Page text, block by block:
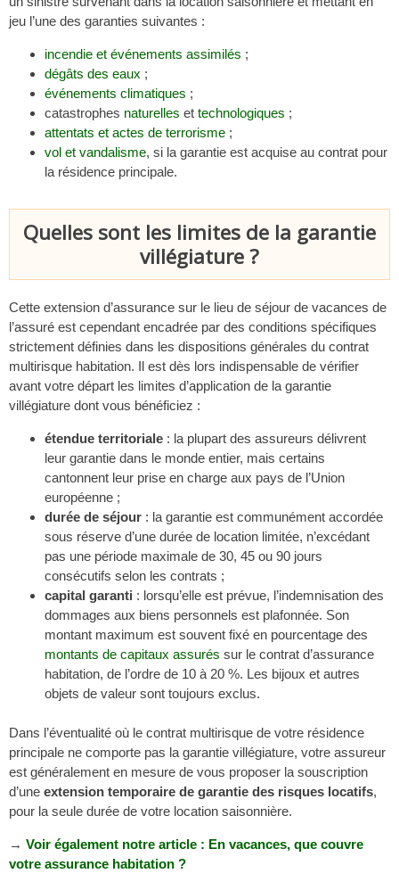
jeu l’une des garanties suivantes :
incendie et événements assimilés ;
dégâts des eaux ;
événements climatiques ;
catastrophes naturelles et technologiques ;
attentats et actes de terrorisme ;
vol et vandalisme, si la garantie est acquise au contrat pour
la résidence principale.
Quelles sont les limites de la garantie
villégiature ?
Cette extension d’assurance sur le lieu de séjour de vacances de
l’assuré est cependant encadrée par des conditions spécifiques
strictement définies dans les dispositions générales du contrat
multirisque habitation. Il est dès lors indispensable de vérifier
avant votre départ les limites d’application de la garantie
villégiature dont vous bénéficiez :
étendue territoriale : la plupart des assureurs délivrent
leur garantie dans le monde entier, mais certains
cantonnent leur prise en charge aux pays de l’Union
européenne ;
durée de séjour : la garantie est communément accordée
sous réserve d’une durée de location limitée, n’excédant
pas une période maximale de 30, 45 ou 90 jours
consécutifs selon les contrats ;
capital garanti : lorsqu’elle est prévue, l’indemnisation des
dommages aux biens personnels est plafonnée. Son
montant maximum est souvent fixé en pourcentage des
montants de capitaux assurés sur le contrat d’assurance
habitation, de l’ordre de 10 à 20 %. Les bijoux et autres
objets de valeur sont toujours exclus.
Dans l’éventualité où le contrat multirisque de votre résidence
principale ne comporte pas la garantie villégiature, votre assureur
est généralement en mesure de vous proposer la souscription
d’une extension temporaire de garantie des risques locatifs,
pour la seule durée de votre location saisonnière.
→ Voir également notre article : En vacances, que couvre
votre assurance habitation ?